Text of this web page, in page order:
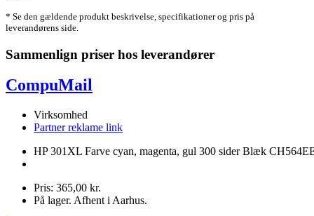
* Se den gældende produkt beskrivelse, specifikationer og pris på
leverandørens side.
Sammenlign priser hos leverandører
CompuMail
Virksomhed
Partner reklame link
HP 301XL Farve cyan, magenta, gul 300 sider Blæk
Pris: 365,00 kr.
På lager. Afhent i Aarhus.